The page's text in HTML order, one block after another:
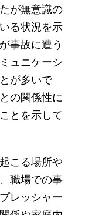
が無意識の
る状況を示
事故に遭う
ュニケーシ
が多いで
の関係性に
とを示して
こる場所や
職場での事
レッシャー